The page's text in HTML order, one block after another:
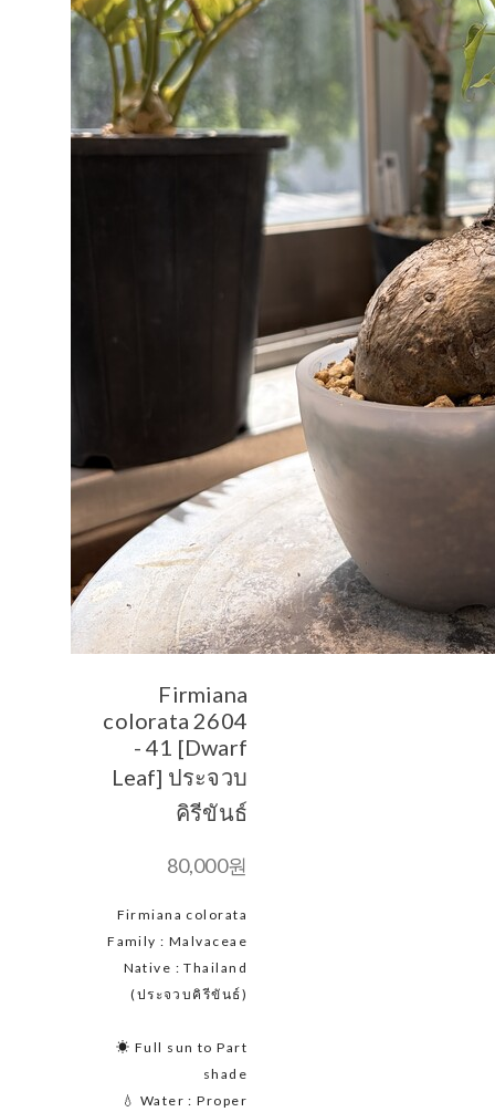
Firmiana
colorata 2604
- 41 [Dwarf
Leaf] ประจวบ
คิรีขันธ์
80,000원
Firmiana colorata
Family : Malvaceae
Native : Thailand
(ประจวบคิรีขันธ์)
☀ Full sun to Part
shade
💧 Water : Proper